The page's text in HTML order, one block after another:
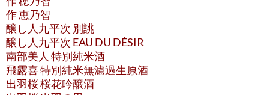
作 恵乃智
醸し人九平次 別誂
醸し人九平次 EAU DU DÉSIR
南部美人 特別純米酒
飛露喜 特別純米無濾過生原酒
出羽桜 桜花吟醸酒